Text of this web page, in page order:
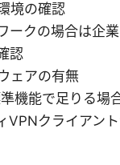
境の確認
ークの場合は企
認
ェアの有無
機能で足りる場
VPNクライアン